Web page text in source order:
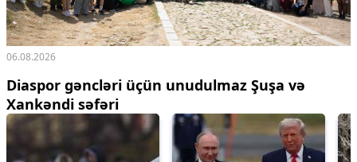
06.08.2026
Diaspor gəncləri üçün unudulmaz Şuşa və
Xankəndi səfəri